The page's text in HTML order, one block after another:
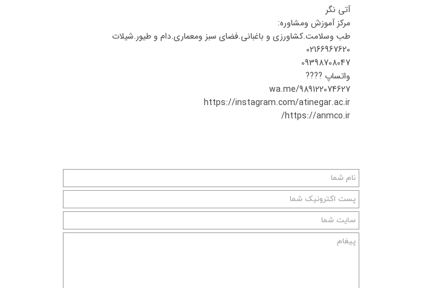
آتی نگر
مرکز آموزش ومشاوره:
طب وسلامت.کشاورزی و باغبانی.فضای سبز ومعماری.دام و طیور.شیلات
02166967620
09398708047
واتساپ ????
wa.me/989122074627
https://instagram.com/atinegar.ac.ir
https://anmco.ir/‏